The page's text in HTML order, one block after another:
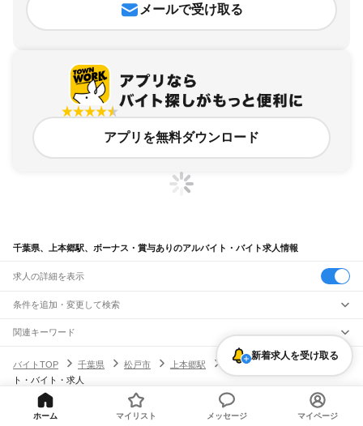
メールで受け取る
アプリを無料ダウンロード
千葉県、上本郷駅、ボーナス・賞与ありのアルバイト・バイト求人情報
求人の詳細を表示
条件を追加・変更して検索
市区町村を追加・変更
千葉県すべて
千葉市 すべて
中央区
若葉区
銚子市 船橋市館山市木更津市 野田市茂原市 佐倉市東金市
駅を追加・変更
JR武蔵野線
南流山駅
新八柱駅東松戸駅 船橋法典駅
職種を追加・変更
飲食・フードサービス
飲食・フードサービス
すべて
特徴を追加・変更
関連キーワード
現在地周辺 ガチャガチャ犬カフェ
バイトTOP
千葉県 松戸市 上本郷駅
ボーナス・賞与ありのアルバイ
ト・バイト・求人
新着求人を受け取る
サイトマップ
ホーム マイリスト メッセージ マイページ